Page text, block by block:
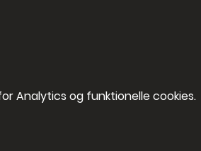
Analytics og funktionelle cookies.